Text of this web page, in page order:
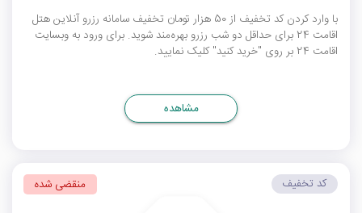
با وارد کردن کد تخفیف از 50 هزار تومان تخفیف سامانه رزرو آنلاین هتل
اقامت 24 برای حداقل دو شب رزرو بهره‌مند شوید. برای ورود به وبسایت
اقامت 24 بر روی "خرید کنید" کلیک نمایید.
مشاهده
کد تخفیف منقضی شده